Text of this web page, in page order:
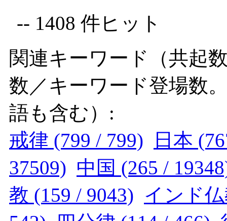
-- 1408 件ヒット
関連キーワード（共起
数／キーワード登場数
語も含む）:
戒律 (799 / 799)
日本
37509) 中国 (265 /
教 (159 / 9043) インド